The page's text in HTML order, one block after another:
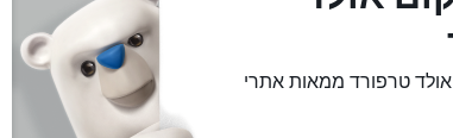
טרפורד ממאות אתרי